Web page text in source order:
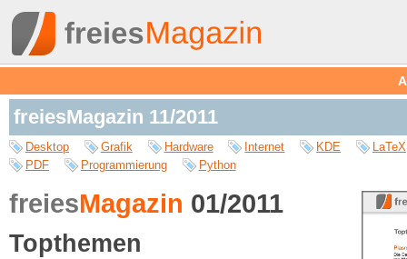
freiesMagazin 11/2011
Desktop Grafik Hardware Internet KDE
LaTeX
PDF
Programmierung Python
freiesMagazin 01/2011
Topthemen